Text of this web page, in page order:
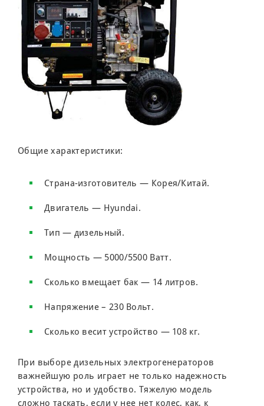
Общие характеристики:
Страна-изготовитель — Корея/Китай.
Двигатель — Hyundai.
Тип — дизельный.
Мощность — 5000/5500 Ватт.
Сколько вмещает бак — 14 литров.
Напряжение – 230 Вольт.
Сколько весит устройство — 108 кг.
При выборе дизельных электрогенераторов
важнейшую роль играет не только надежность
устройства, но и удобство. Тяжелую модель
сложно таскать, если у нее нет колес, как, к